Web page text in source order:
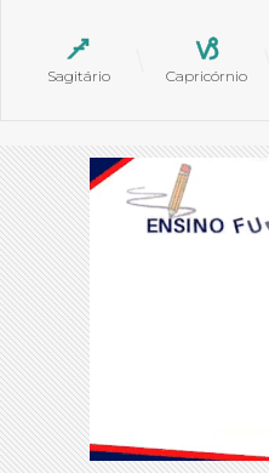
Sagitário Capricórnio